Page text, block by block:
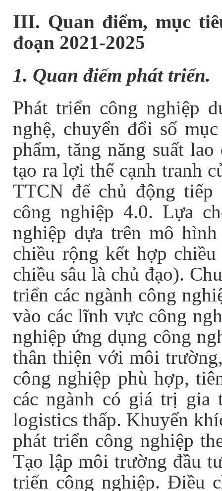
III. Quan điểm, mục
đoạn 2021-2025
1. Quan điểm phát triển.
Phát triển công nghiệp
nghệ, chuyển đổi số
phẩm, tăng năng suất
tạo ra lợi thế cạnh tranh
TTCN để chủ động tiếp
công nghiệp 4.0. Lựa
nghiệp dựa trên mô
chiều rộng kết hợp
chiều sâu là chủ đạo).
triển các ngành công
vào các lĩnh vực công
nghiệp ứng dụng công
thân thiện với môi
công nghiệp phù hợp,
các ngành có giá trị gia
logistics thấp. Khuyến
phát triển công nghiệp
Tạo lập môi trường đầu
triển công nghiệp. Điều